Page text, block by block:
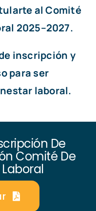
al Comité
2025–2027.
inscripción y
para ser
laboral.
De
Comité De